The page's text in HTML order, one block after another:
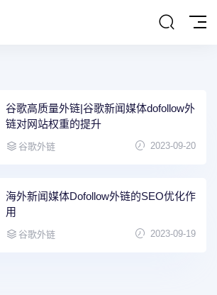
谷歌高质量外链|谷歌新闻媒体dofollow外
链对网站权重的提升
谷歌外链 2023-09-20
海外新闻媒体Dofollow外链的SEO优化作
用
谷歌外链 2023-09-19